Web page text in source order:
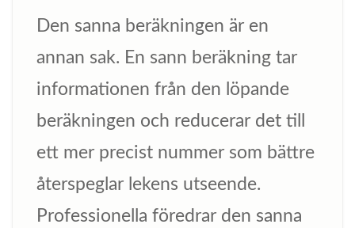
Den sanna beräkningen är en
annan sak. En sann beräkning tar
informationen från den löpande
beräkningen och reducerar det till
ett mer precist nummer som bättre
återspeglar lekens utseende.
Professionella föredrar den sanna